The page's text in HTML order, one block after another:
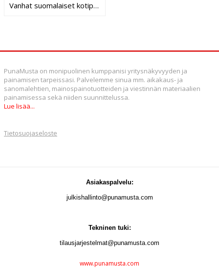
Vanhat suomalaiset kotipelargonit
PunaMusta on monipuolinen kumppanisi yritysnäkyvyyden ja
painamisen tarpeissasi. Palvelemme sinua mm. aikakaus- ja
sanomalehtien, mainospainotuotteiden ja viestinnän materiaalien
painamisessa sekä niiden suunnittelussa.
Lue lisää...
Tietosuojaseloste
Asiakaspalvelu:
julkishallinto@punamusta.com
Tekninen tuki:
tilausjarjestelmat@punamusta.com
www.punamusta.com